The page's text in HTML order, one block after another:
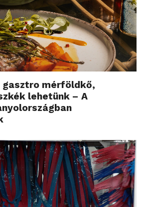
gasztro mérföldkő,
lehetünk – A